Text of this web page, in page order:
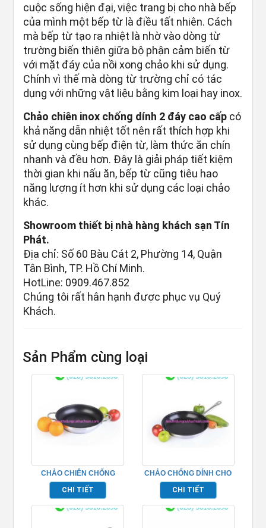
cuộc sống hiện đại, việc trang bị cho nhà bếp
của mình một bếp từ là điều tất nhiên. Cách
mà bếp từ tạo ra nhiệt là nhờ vào dòng từ
trường biến thiên giữa bộ phận cảm biến từ
với mặt đáy của nồi xong chảo khi sử dụng.
Chính vì thế mà dòng từ trường chỉ có tác
dụng với những vật liệu bằng kim loại hay inox.
Chảo chiên inox chống dính 2 đáy cao cấp có
khả năng dẫn nhiệt tốt nên rất thích hợp khi
sử dụng cùng bếp điện từ, làm thức ăn chín
nhanh và đều hơn. Đây là giải pháp tiết kiệm
thời gian khi nấu ăn, bếp từ cũng tiêu hao
năng lượng ít hơn khi sử dụng các loại chảo
khác.
Showroom thiết bị nhà hàng khách sạn Tín
Phát.
Địa chỉ: Số 60 Bàu Cát 2, Phường 14, Quận
Tân Bình, TP. Hồ Chí Minh.
HotLine: 0909.467.852
Chúng tôi rất hân hạnh được phục vụ Quý
Khách.
Sản Phẩm cùng loại
CHẢO CHIÊN CHỐNG
DÍNH 2 ĐÁY TP696226
CHI TIẾT
CHẢO CHỐNG DÍNH CHO
BẾP TỪ 20CM – TP696219
CHI TIẾT